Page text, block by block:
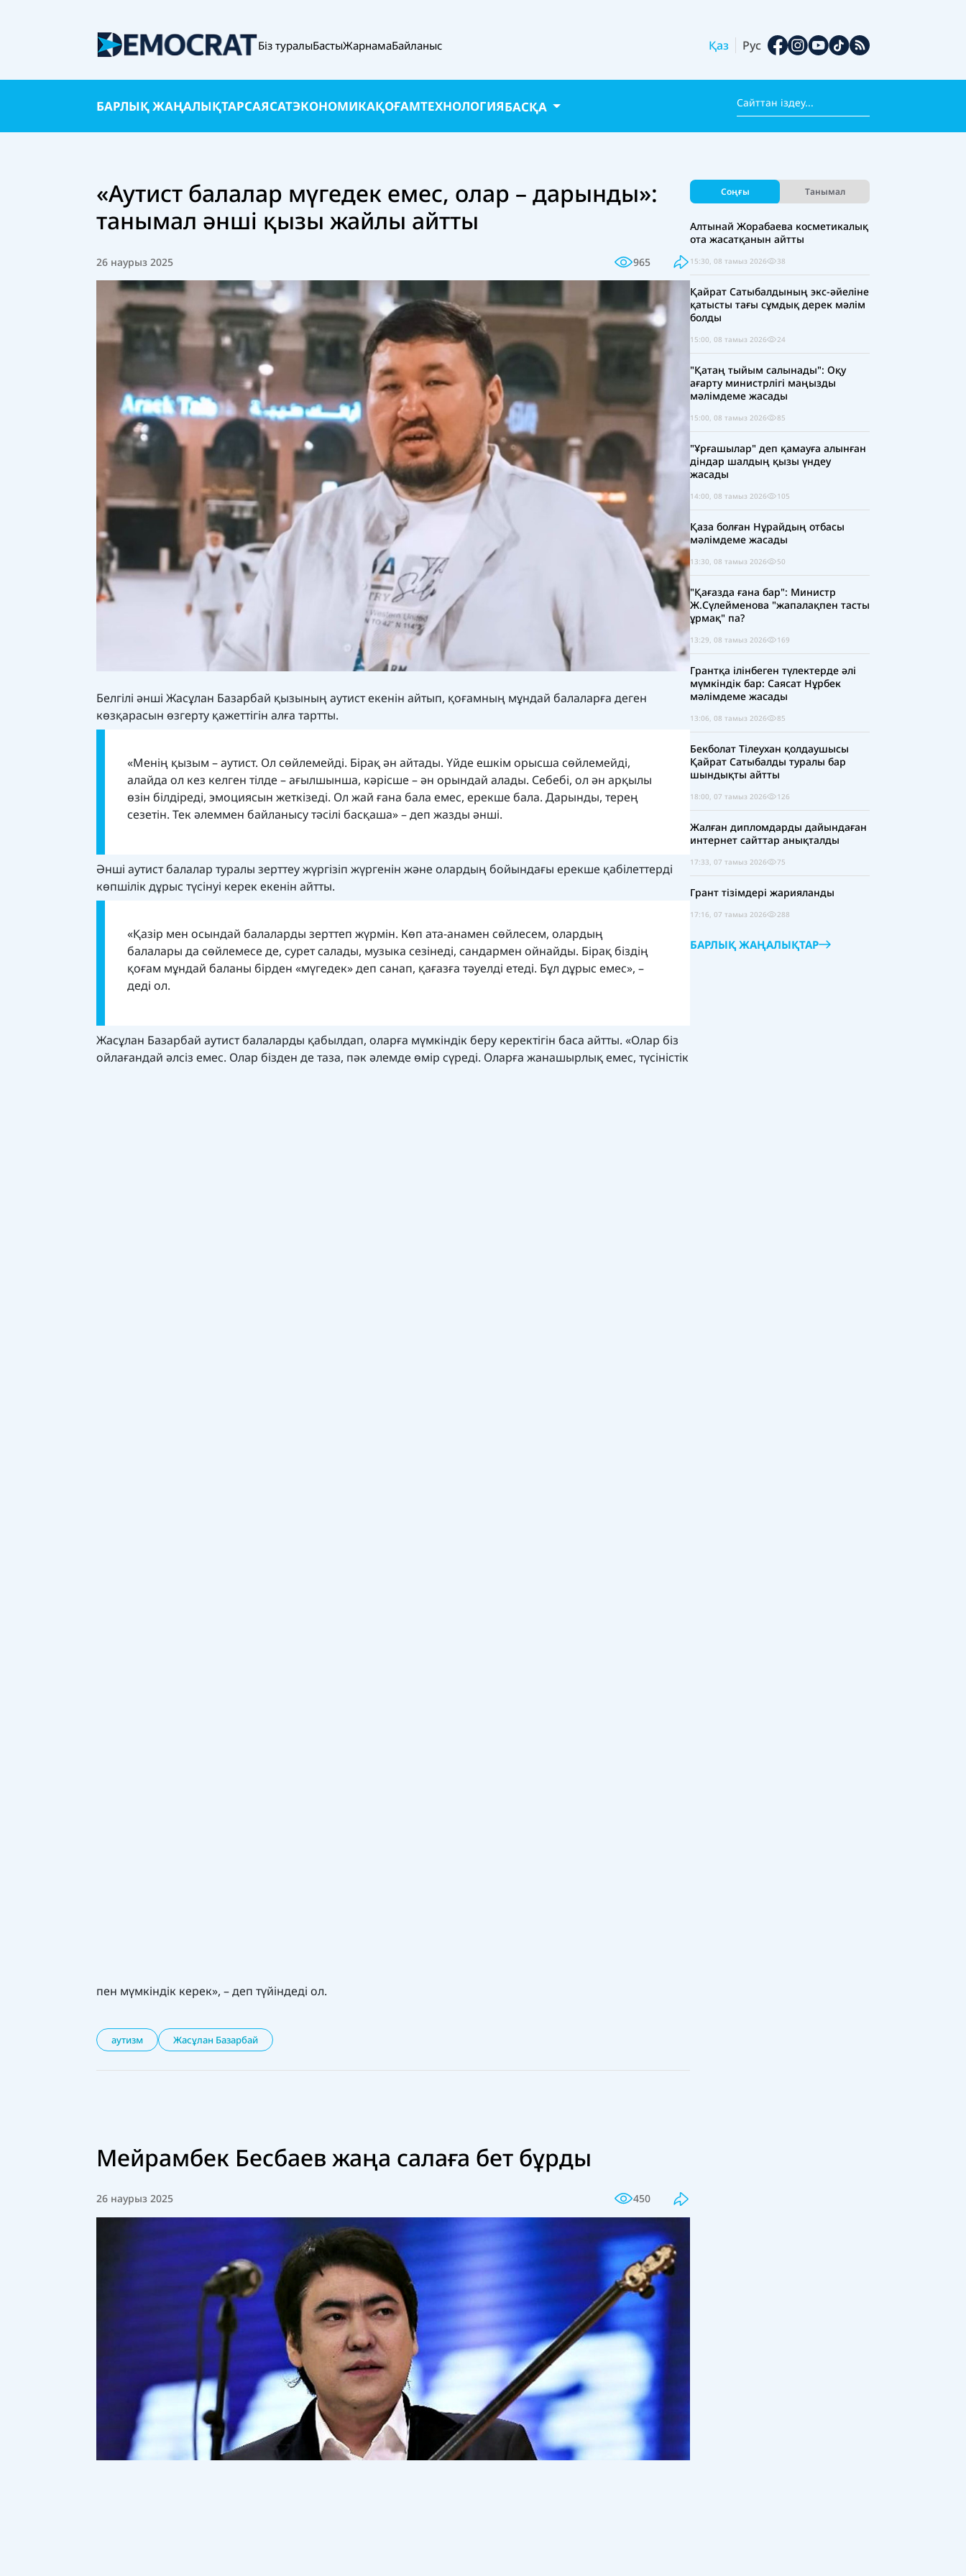
Біз туралыБастыЖарнамаБайланыс Қаз Рус
БАРЛЫҚ ЖАҢАЛЫҚТАРСАЯСАТЭКОНОМИКАҚОҒАМТЕХНОЛОГИЯБАСҚА
«Аутист балалар мүгедек емес, олар – дарынды»:
танымал әнші қызы жайлы айтты
26 наурыз 2025 965
Белгілі әнші Жасұлан Базарбай қызының аутист екенін айтып, қоғамның мұндай балаларға деген
көзқарасын өзгерту қажеттігін алға тартты.
«Менің қызым – аутист. Ол сөйлемейді. Бірақ ән айтады. Үйде ешкім орысша сөйлемейді,
алайда ол кез келген тілде – ағылшынша, кәрісше – ән орындай алады. Себебі, ол ән арқылы
өзін білдіреді, эмоциясын жеткізеді. Ол жай ғана бала емес, ерекше бала. Дарынды, терең
сезетін. Тек әлеммен байланысу тәсілі басқаша» – деп жазды әнші.
Әнші аутист балалар туралы зерттеу жүргізіп жүргенін және олардың бойындағы ерекше қабілеттерді
көпшілік дұрыс түсінуі керек екенін айтты.
«Қазір мен осындай балаларды зерттеп жүрмін. Көп ата-анамен сөйлесем, олардың
балалары да сөйлемесе де, сурет салады, музыка сезінеді, сандармен ойнайды. Бірақ біздің
қоғам мұндай баланы бірден «мүгедек» деп санап, қағазға тәуелді етеді. Бұл дұрыс емес», –
деді ол.
Жасұлан Базарбай аутист балаларды қабылдап, оларға мүмкіндік беру керектігін баса айтты. «Олар біз
ойлағандай әлсіз емес. Олар бізден де таза, пәк әлемде өмір сүреді. Оларға жанашырлық емес, түсіністік
пен мүмкіндік керек», – деп түйіндеді ол.
аутизм Жасұлан Базарбай
Соңғы Танымал
Алтынай Жорабаева косметикалық
ота жасатқанын айтты
15:30, 08 тамыз 2026 38
Қайрат Сатыбалдының экс-әйеліне
қатысты тағы сұмдық дерек мәлім
болды
15:00, 08 тамыз 2026 24
"Қатаң тыйым салынады": Оқу
ағарту министрлігі маңызды
мәлімдеме жасады
15:00, 08 тамыз 2026 85
"Ұрғашылар" деп қамауға алынған
діндар шалдың қызы үндеу
жасады
14:00, 08 тамыз 2026 105
Қаза болған Нұрайдың отбасы
мәлімдеме жасады
13:30, 08 тамыз 2026 50
"Қағазда ғана бар": Министр
Ж.Сүлейменова "жапалақпен тасты
ұрмақ" па?
13:29, 08 тамыз 2026 169
Грантқа ілінбеген түлектерде әлі
мүмкіндік бар: Саясат Нұрбек
мәлімдеме жасады
13:06, 08 тамыз 2026 85
Бекболат Тілеухан қолдаушысы
Қайрат Сатыбалды туралы бар
шындықты айтты
18:00, 07 тамыз 2026 126
Жалған дипломдарды дайындаған
интернет сайттар анықталды
17:33, 07 тамыз 2026 75
Грант тізімдері жарияланды
17:16, 07 тамыз 2026 288
БАРЛЫҚ ЖАҢАЛЫҚТАР
Мейрамбек Бесбаев жаңа салаға бет бұрды
26 наурыз 2025 450